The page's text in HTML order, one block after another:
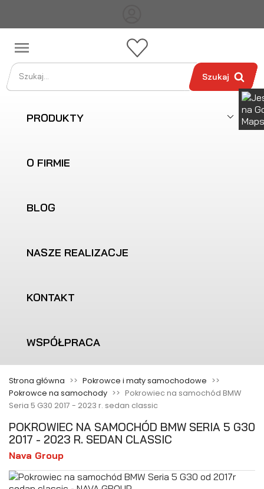

Szukaj
PRODUKTY
O FIRMIE
BLOG
NASZE REALIZACJE
KONTAKT
WSPÓŁPRACA
Strona główna
Pokrowce i maty samochodowe
Pokrowce na samochody
Pokrowiec na samochód BMW
Seria 5 G30 2017 - 2023 r. sedan classic
POKROWIEC NA SAMOCHÓD BMW SERIA 5 G30
2017 - 2023 R. SEDAN CLASSIC
Nava Group